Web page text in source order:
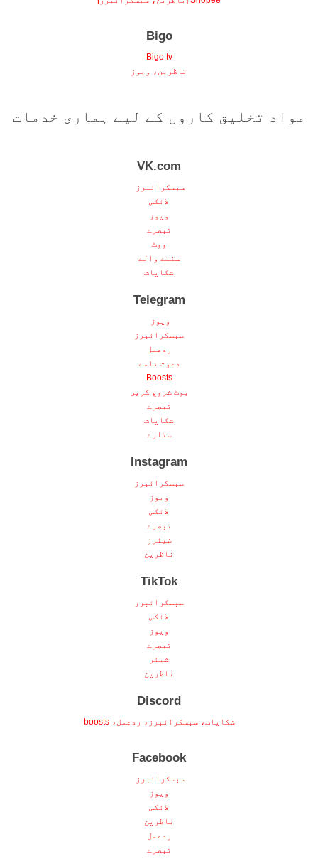
Bigo
Bigo tv
ناظرین، ویوز
مواد تخلیق کاروں کے لیے ہماری خدمات
VK.com
سبسکرائبرز
لائکس
ویوز
تبصرے
ووٹ
سننے والے
شکایات
Telegram
ویوز
سبسکرائبرز
ردعمل
دعوت نامے
Boosts
بوٹ شروع کریں
تبصرے
شکایات
ستارے
Instagram
سبسکرائبرز
ویوز
لائکس
تبصرے
شیئرز
ناظرین
TikTok
سبسکرائبرز
لائکس
ویوز
تبصرے
شیئر
ناظرین
Discord
شکایات، سبسکرائبرز، ردعمل، boosts
Facebook
سبسکرائبرز
ویوز
لائکس
ناظرین
ردعمل
تبصرے